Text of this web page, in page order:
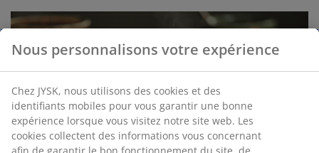
Nous personnalisons votre expérience
Chez JYSK, nous utilisons des cookies et des
identifiants mobiles pour vous garantir une bonne
expérience lorsque vous visitez notre site web. Les
cookies collectent des informations vous concernant
afin de garantir le bon fonctionnement du site, de